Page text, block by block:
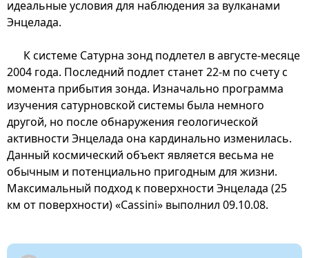
идеальные условия для наблюдения за вулканами
Энцелада.
К системе Сатурна зонд подлетел в августе-месяце
2004 года. Последний подлет станет 22-м по счету с
момента прибытия зонда. Изначально программа
изучения сатурновской системы была немного
другой, но после обнаружения геологической
активности Энцелада она кардинально изменилась.
Данный космический объект является весьма не
обычным и потенциально пригодным для жизни.
Максимальный подход к поверхности Энцелада (25
км от поверхности) «Cassini» выполнил 09.10.08.